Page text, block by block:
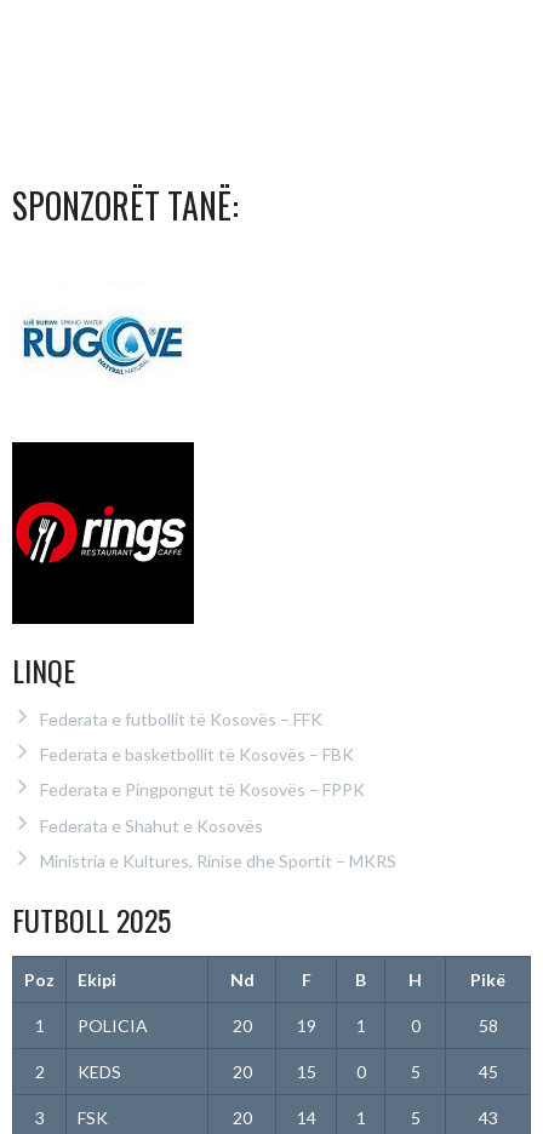
SPONZORËT TANË:
LINQE
Federata e futbollit të Kosovës – FFK
Federata e basketbollit të Kosovës – FBK
Federata e Pingpongut të Kosovës – FPPK
Federata e Shahut e Kosovës
Ministria e Kultures, Rinise dhe Sportit – MKRS
FUTBOLL 2025
Poz Ekipi Nd F B H Pikë
1 POLICIA 20 19 1 0 58
2 KEDS 20 15 0 5 45
3 FSK 20 14 1 5 43